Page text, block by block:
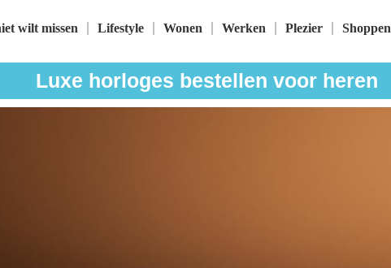
wilt missen Lifestyle Wonen Werken Plezier Shoppen
Luxe horloges bestellen voor heren